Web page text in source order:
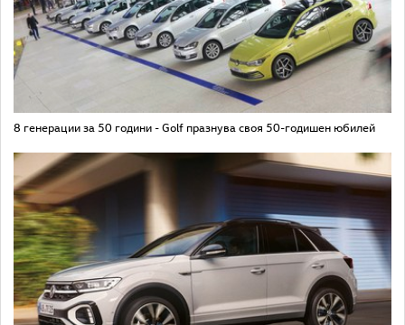
8 генерации за 50 години - Golf празнува своя 50-годишен юбилей